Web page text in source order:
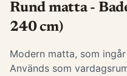
Rund matta -
240 cm)
Modern matta, som
Används som